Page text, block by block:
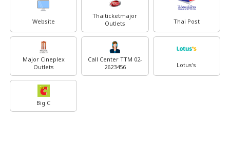
Website
Thaiticketmajor
Outlets
Thai Post
Major Cineplex
Outlets
Call Center TTM 02-
2623456
Lotus's
Big C